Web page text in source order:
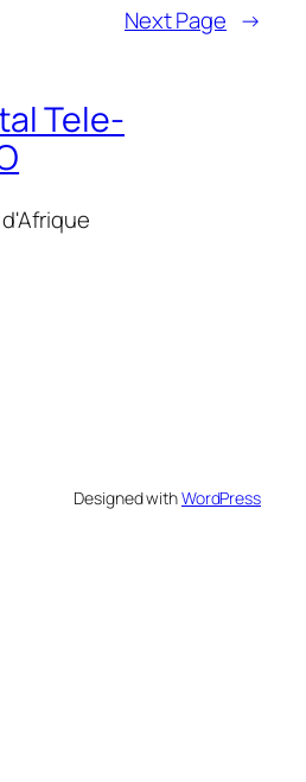
Next Page →
Tele-
Designed withWordPress